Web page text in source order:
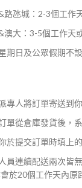
路氹城：2-3個工作
澳大：3-5個工作天
期日及公眾假期不
專人將訂單寄送到
單從倉庫發貨後，
於提交訂單時填上
員連續配送兩次皆
於20個工作天內原